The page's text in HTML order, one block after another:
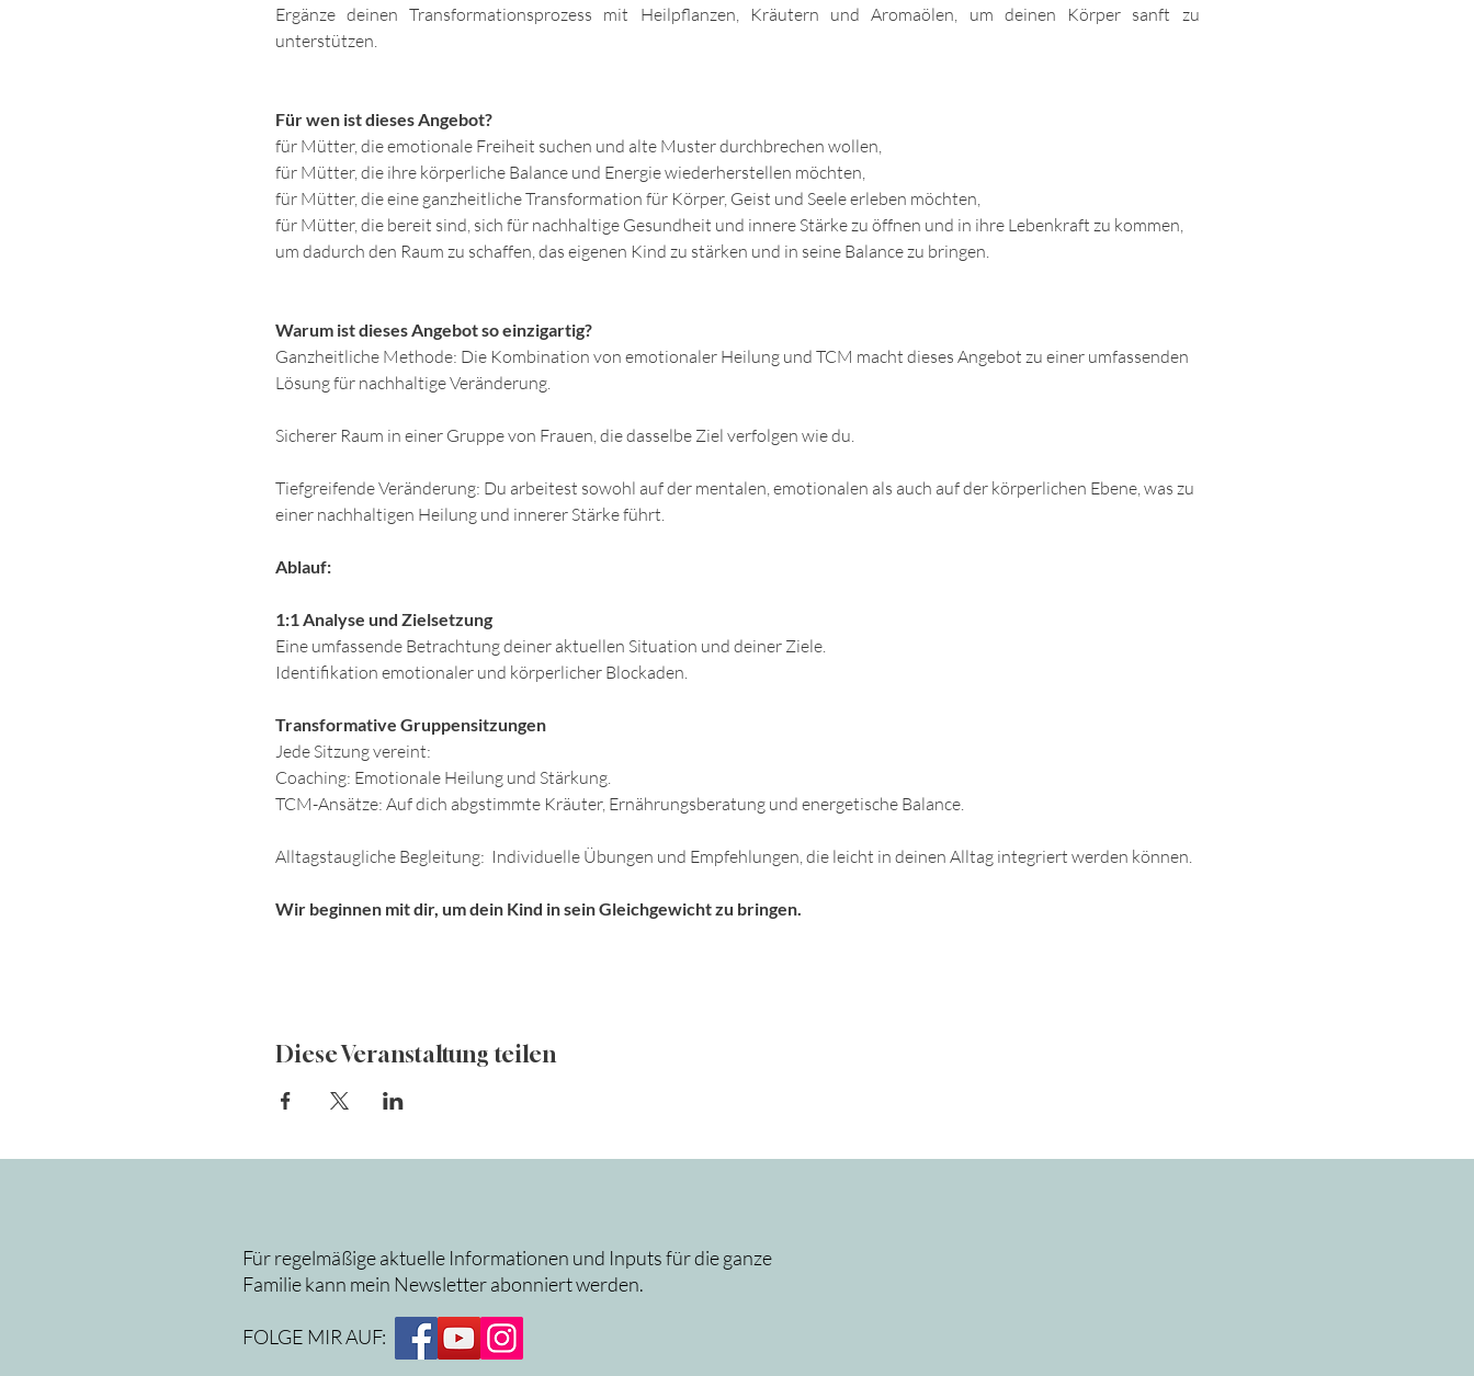
Ergänze deinen Transformationsprozess mit Heilpflanzen, Kräutern und Aromaölen, um deinen Körper sanft zu
unterstützen.
Für wen ist dieses Angebot?
für Mütter, die emotionale Freiheit suchen und alte Muster durchbrechen wollen,
für Mütter, die ihre körperliche Balance und Energie wiederherstellen möchten,
für Mütter, die eine ganzheitliche Transformation für Körper, Geist und Seele erleben möchten,
für Mütter, die bereit sind, sich für nachhaltige Gesundheit und innere Stärke zu öffnen und in ihre Lebenkraft zu kommen,
um dadurch den Raum zu schaffen, das eigenen Kind zu stärken und in seine Balance zu bringen.
​Warum ist dieses Angebot so einzigartig?
Ganzheitliche Methode: Die Kombination von emotionaler Heilung und TCM macht dieses Angebot zu einer umfassenden
Lösung für nachhaltige Veränderung.
Sicherer Raum in einer Gruppe von Frauen, die dasselbe Ziel verfolgen wie du.
Tiefgreifende Veränderung: Du arbeitest sowohl auf der mentalen, emotionalen als auch auf der körperlichen Ebene, was zu
einer nachhaltigen Heilung und innerer Stärke führt.
Ablauf:
1:1 Analyse und Zielsetzung
Eine umfassende Betrachtung deiner aktuellen Situation und deiner Ziele.
Identifikation emotionaler und körperlicher Blockaden.
Transformative Gruppensitzungen
Jede Sitzung vereint:
Coaching: Emotionale Heilung und Stärkung.
TCM-Ansätze: Auf dich abgstimmte Kräuter, Ernährungsberatung und energetische Balance.
Alltagstaugliche Begleitung:  Individuelle Übungen und Empfehlungen, die leicht in deinen Alltag integriert werden können.
Wir beginnen mit dir, um dein Kind in sein Gleichgewicht zu bringen.
Diese Veranstaltung teilen
Für regelmäßige aktuelle Informationen und Inputs für die ganze
Familie kann mein Newsletter abonniert werden.
FOLGE MIR AUF: